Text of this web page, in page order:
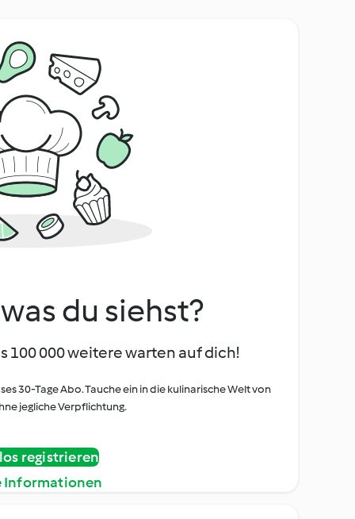
du siehst?
100 000 weitere warten auf dich!
30-Tage Abo. Tauche ein in die kulinarische Welt von
jegliche Verpflichtung.
registrieren
Informationen